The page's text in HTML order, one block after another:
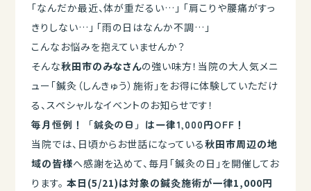
「なんだか最近、体が重だるい…」 「肩こりや腰痛がすっ
きりしない…」 「雨の日はなんか不調…」
こんなお悩みを抱えていませんか？
そんな秋田市のみなさんの強い味方！当院の大人気メニ
ュー「鍼灸（しんきゅう）施術」をお得に体験していただけ
る、スペシャルなイベントのお知らせです！
毎月恒例！「鍼灸の日」は一律1,000円OFF！
当院では、日頃からお世話になっている秋田市周辺の地
域の皆様へ感謝を込めて、毎月「鍼灸の日」を開催してお
ります。 本日(5/21)は対象の鍼灸施術が一律1,000円